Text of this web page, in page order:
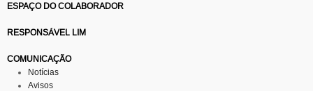
ESPAÇO DO COLABORADOR
RESPONSÁVEL LIM
COMUNICAÇÃO
Notícias
Avisos